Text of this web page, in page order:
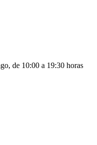
de 10:00 a 19:30 horas